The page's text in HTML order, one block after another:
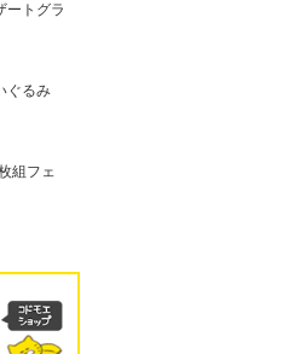
ートグラ
ぐるみ
組フェ